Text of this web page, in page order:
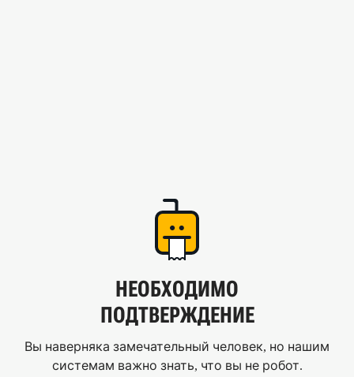
НЕОБХОДИМО
ПОДТВЕРЖДЕНИЕ
Вы наверняка замечательный человек, но нашим
системам важно знать, что вы не робот.